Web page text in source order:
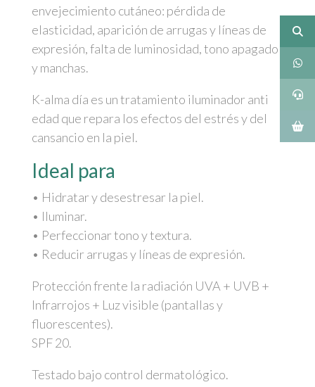
envejecimiento cutáneo: pérdida de
elasticidad, aparición de arrugas y líneas de
expresión, falta de luminosidad, tono apagado
y manchas.
K-alma día es un tratamiento iluminador anti
edad que repara los efectos del estrés y del
cansancio en la piel.
Ideal para
• Hidratar y desestresar la piel.
• Iluminar.
• Perfeccionar tono y textura.
• Reducir arrugas y líneas de expresión.
Protección frente la radiación UVA + UVB +
Infrarrojos + Luz visible (pantallas y
fluorescentes).
SPF 20.
Testado bajo control dermatológico.